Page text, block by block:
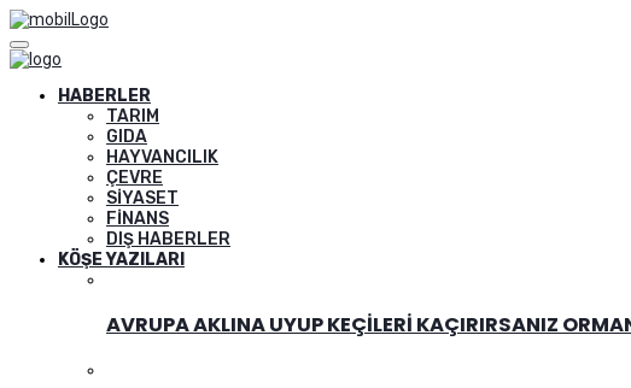
HABERLER
TARIM
GIDA
HAYVANCILIK
ÇEVRE
SIYASET
FINANS
DIŞ HABERLER
KÖŞE YAZILARI
AVRUPA AKLINA UYUP KEÇILERI KAÇIRIRSANIZ